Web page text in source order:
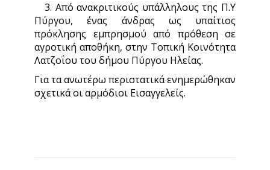
3. Από ανακριτικούς υπάλληλους της Π.Υ
Πύργου, ένας άνδρας ως υπαίτιος
πρόκλησης εμπρησμού από πρόθεση σε
αγροτική αποθήκη, στην Τοπική Κοινότητα
Λατζοΐου του δήμου Πύργου Ηλείας.
Για τα ανωτέρω περιστατικά ενημερώθηκαν
σχετικά οι αρμόδιοι Εισαγγελείς.